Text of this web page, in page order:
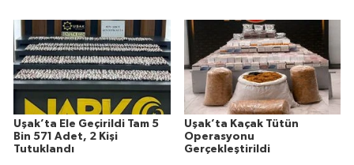
Uşak’ta Ele Geçirildi Tam 5
Bin 571 Adet, 2 Kişi
Tutuklandı
Uşak’ta Kaçak Tütün
Operasyonu
Gerçekleştirildi